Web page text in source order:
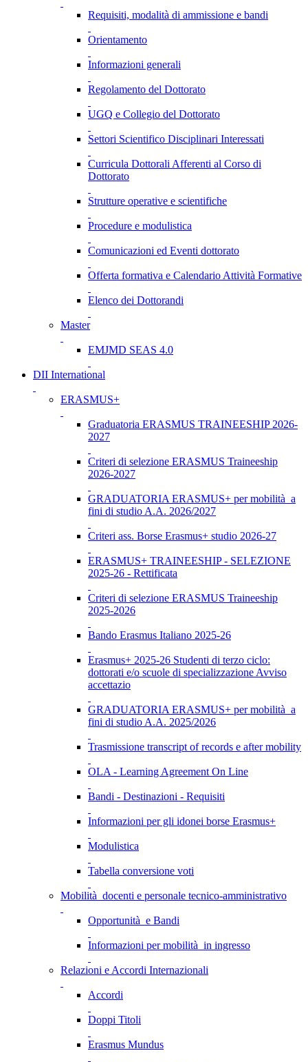
Requisiti, modalità di ammissione e bandi
Orientamento
Informazioni generali
Regolamento del Dottorato
UGQ e Collegio del Dottorato
Settori Scientifico Disciplinari Interessati
Curricula Dottorali Afferenti al Corso di
Dottorato
Strutture operative e scientifiche
Procedure e modulistica
Comunicazioni ed Eventi dottorato
Offerta formativa e Calendario Attività Formative
Elenco dei Dottorandi
Master
EMJMD SEAS 4.0
DII International
ERASMUS+
Graduatoria ERASMUS TRAINEESHIP 2026-
2027
Criteri di selezione ERASMUS Traineeship
2026-2027
GRADUATORIA ERASMUS+ per mobilità a
fini di studio A.A. 2026/2027
Criteri ass. Borse Erasmus+ studio 2026-27
ERASMUS+ TRAINEESHIP - SELEZIONE
2025-26 - Rettificata
Criteri di selezione ERASMUS Traineeship
2025-2026
Bando Erasmus Italiano 2025-26
Erasmus+ 2025-26 Studenti di terzo ciclo:
dottorati e/o scuole di specializzazione Avviso
accettazio
GRADUATORIA ERASMUS+ per mobilità a
fini di studio A.A. 2025/2026
Trasmissione transcript of records e after mobility
OLA - Learning Agreement On Line
Bandi - Destinazioni - Requisiti
Informazioni per gli idonei borse Erasmus+
Modulistica
Tabella conversione voti
Mobilità docenti e personale tecnico-amministrativo
Opportunità e Bandi
Informazioni per mobilità in ingresso
Relazioni e Accordi Internazionali
Accordi
Doppi Titoli
Erasmus Mundus